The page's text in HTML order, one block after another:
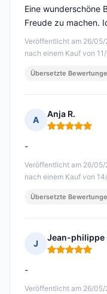
Veröffentlicht am 26/05/
nach einem Kauf von
Eine wunderschöne
Freude zu machen.
Übersetzte
A
Anja R.
Hinweis: 5 von
Veröffentlicht am 26/
nach einem Kauf von
-
Übersetzte
J
Jean-philippe
Hinweis: 5 von
Veröffentlicht am 26/
-